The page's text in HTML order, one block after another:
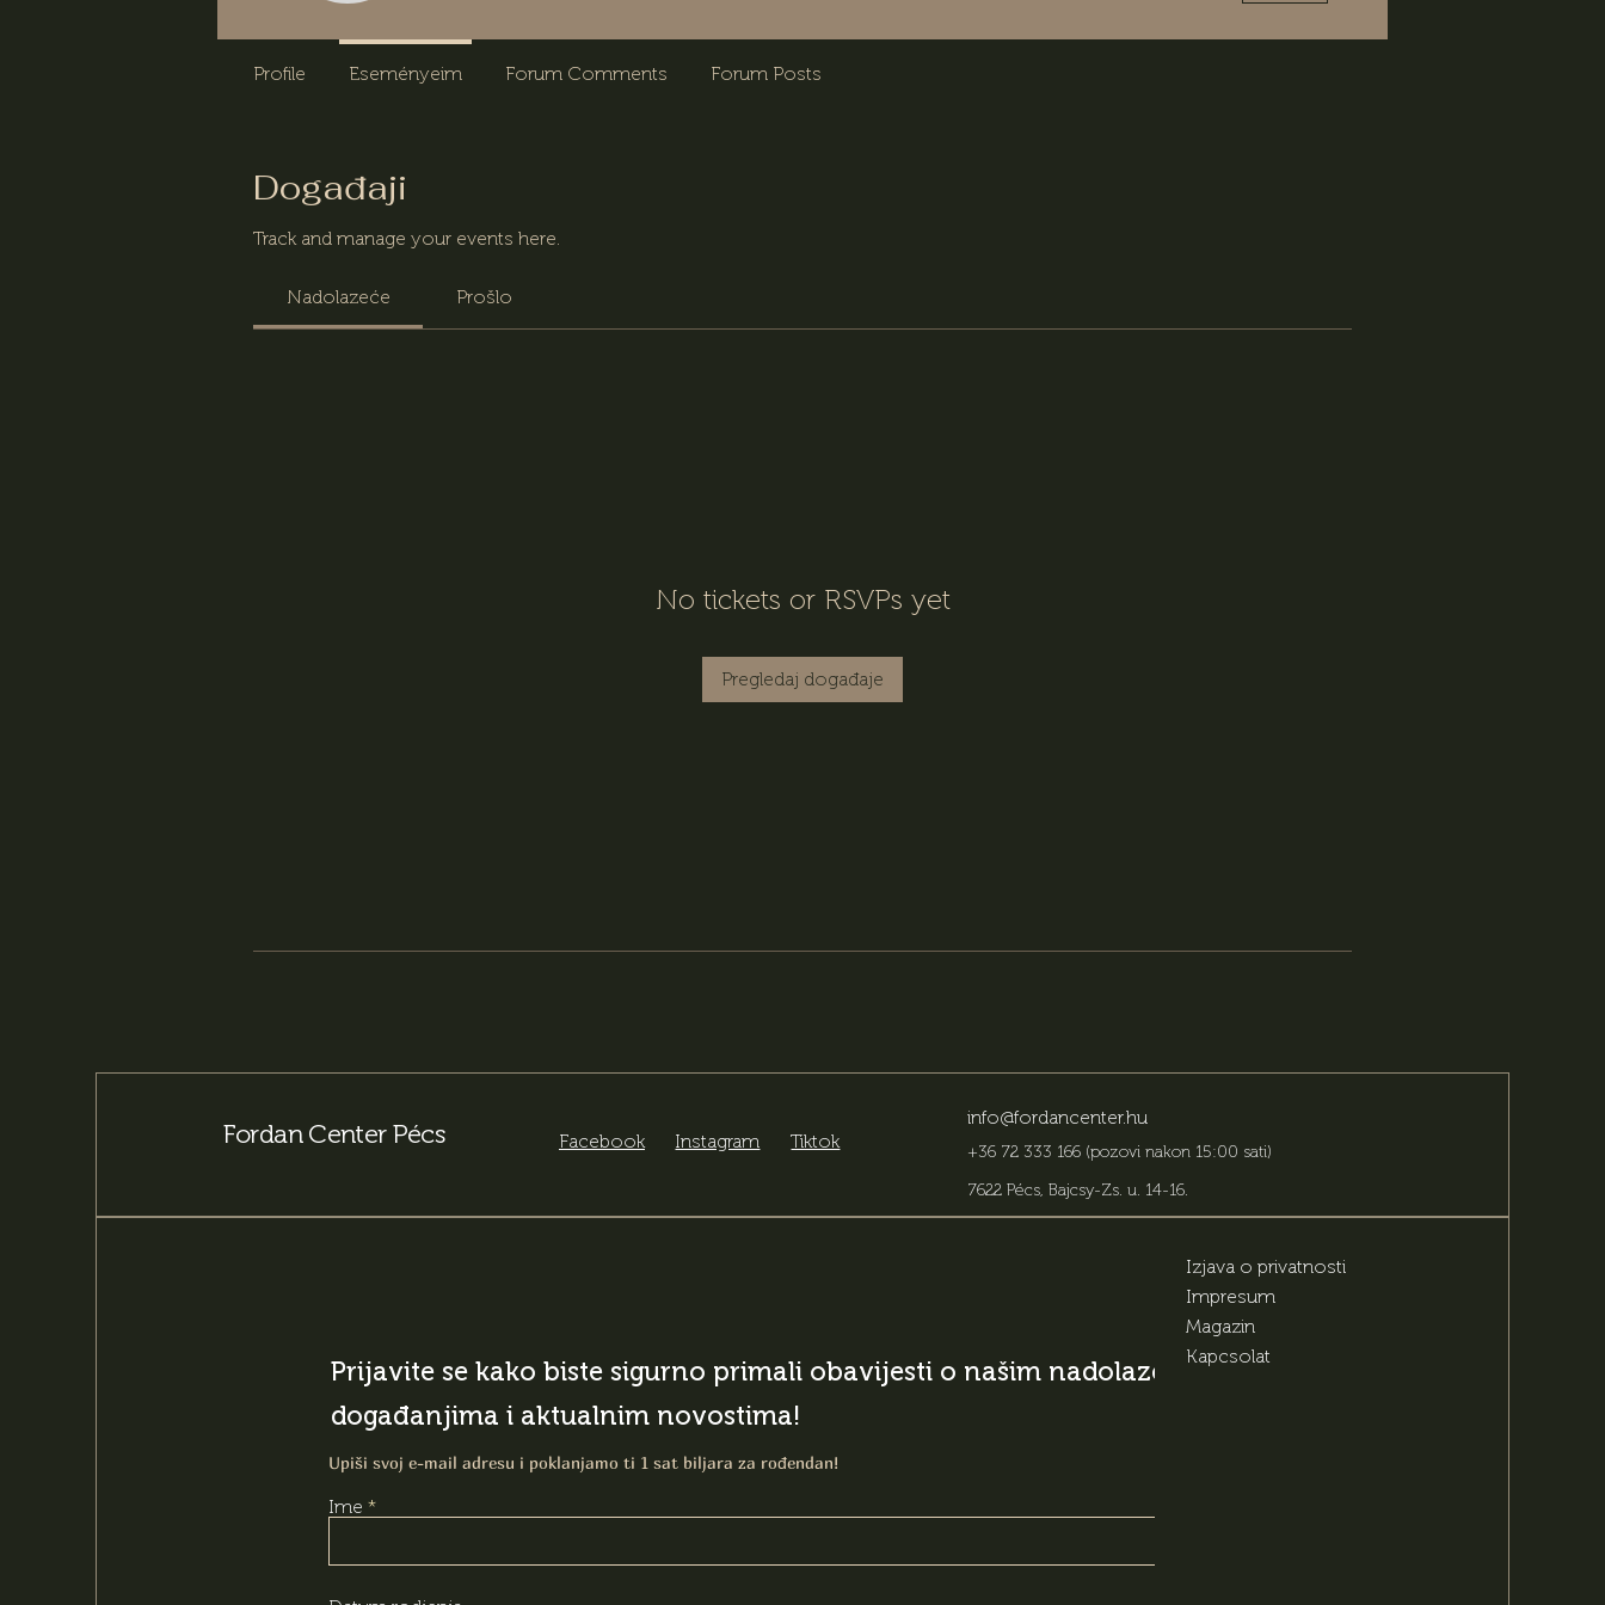
Događaji
Track and manage your events here.
Nadolazeće Prošlo
No tickets or RSVPs yet
Pregledaj događaje
Profile Eseményeim Forum Comments Forum Posts
Fordan Center Pécs Facebook Instagram Tiktok
info@fordancenter.hu
+36 72 333 166 (pozovi nakon 15:00 sati)
7622 Pécs, Bajcsy-Zs. u. 14-16.
Prijavite se kako biste sigurno primali obavijesti o našim nadolazećim
događanjima i aktualnim novostima!
Upiši svoj e-mail adresu i poklanjamo ti 1 sat biljara za rođendan!
Ime
Izjava o privatnosti
Impresum
Magazin
Kapcsolat